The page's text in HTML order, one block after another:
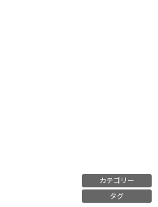
カテゴリー
タグ